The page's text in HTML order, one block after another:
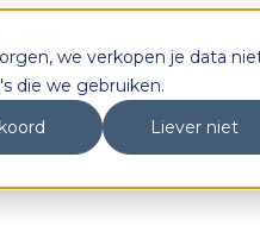
we verkopen je data
die we gebruiken.
Liever niet